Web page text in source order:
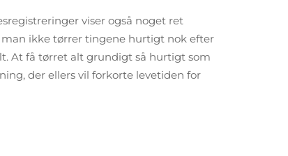
viser også noget ret
ikke tørrer tingene hurtigt nok efter
At få tørret alt grundigt så hurtigt som
der ellers vil forkorte levetiden for